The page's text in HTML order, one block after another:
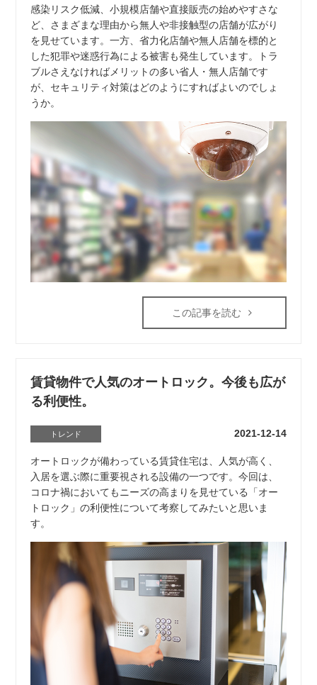
感染リスク低減、小規模店舗や直接販売の始めやすさな
ど、さまざまな理由から無人や非接触型の店舗が広がり
を見せています。一方、省力化店舗や無人店舗を標的と
した犯罪や迷惑行為による被害も発生しています。トラ
ブルさえなければメリットの多い省人・無人店舗です
が、セキュリティ対策はどのようにすればよいのでしょ
うか。
この記事を読む
賃貸物件で人気のオートロック。今後も広が
る利便性。
トレンド 2021-12-14
オートロックが備わっている賃貸住宅は、人気が高く、
入居を選ぶ際に重要視される設備の一つです。今回は、
コロナ禍においてもニーズの高まりを見せている「オー
トロック」の利便性について考察してみたいと思いま
す。